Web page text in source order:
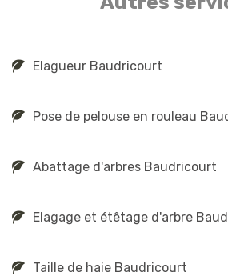
Elagueur Baudricourt
Pose de pelouse en rouleau
Abattage d'arbres Baudricourt
Elagage et étêtage d'arbre
Taille de haie Baudricourt